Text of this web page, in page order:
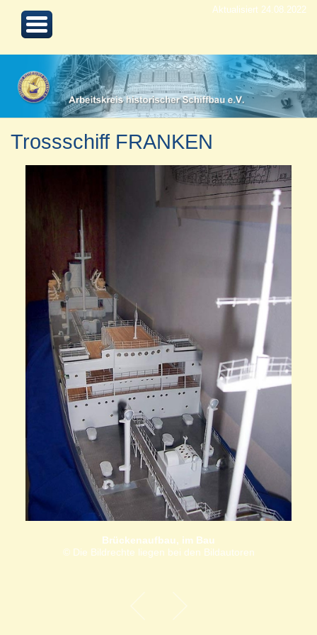
Aktualisiert 24.08.2022
Trossschiff FRANKEN
Brückenaufbau, im Bau
© Die Bildrechte liegen bei den Bildautoren